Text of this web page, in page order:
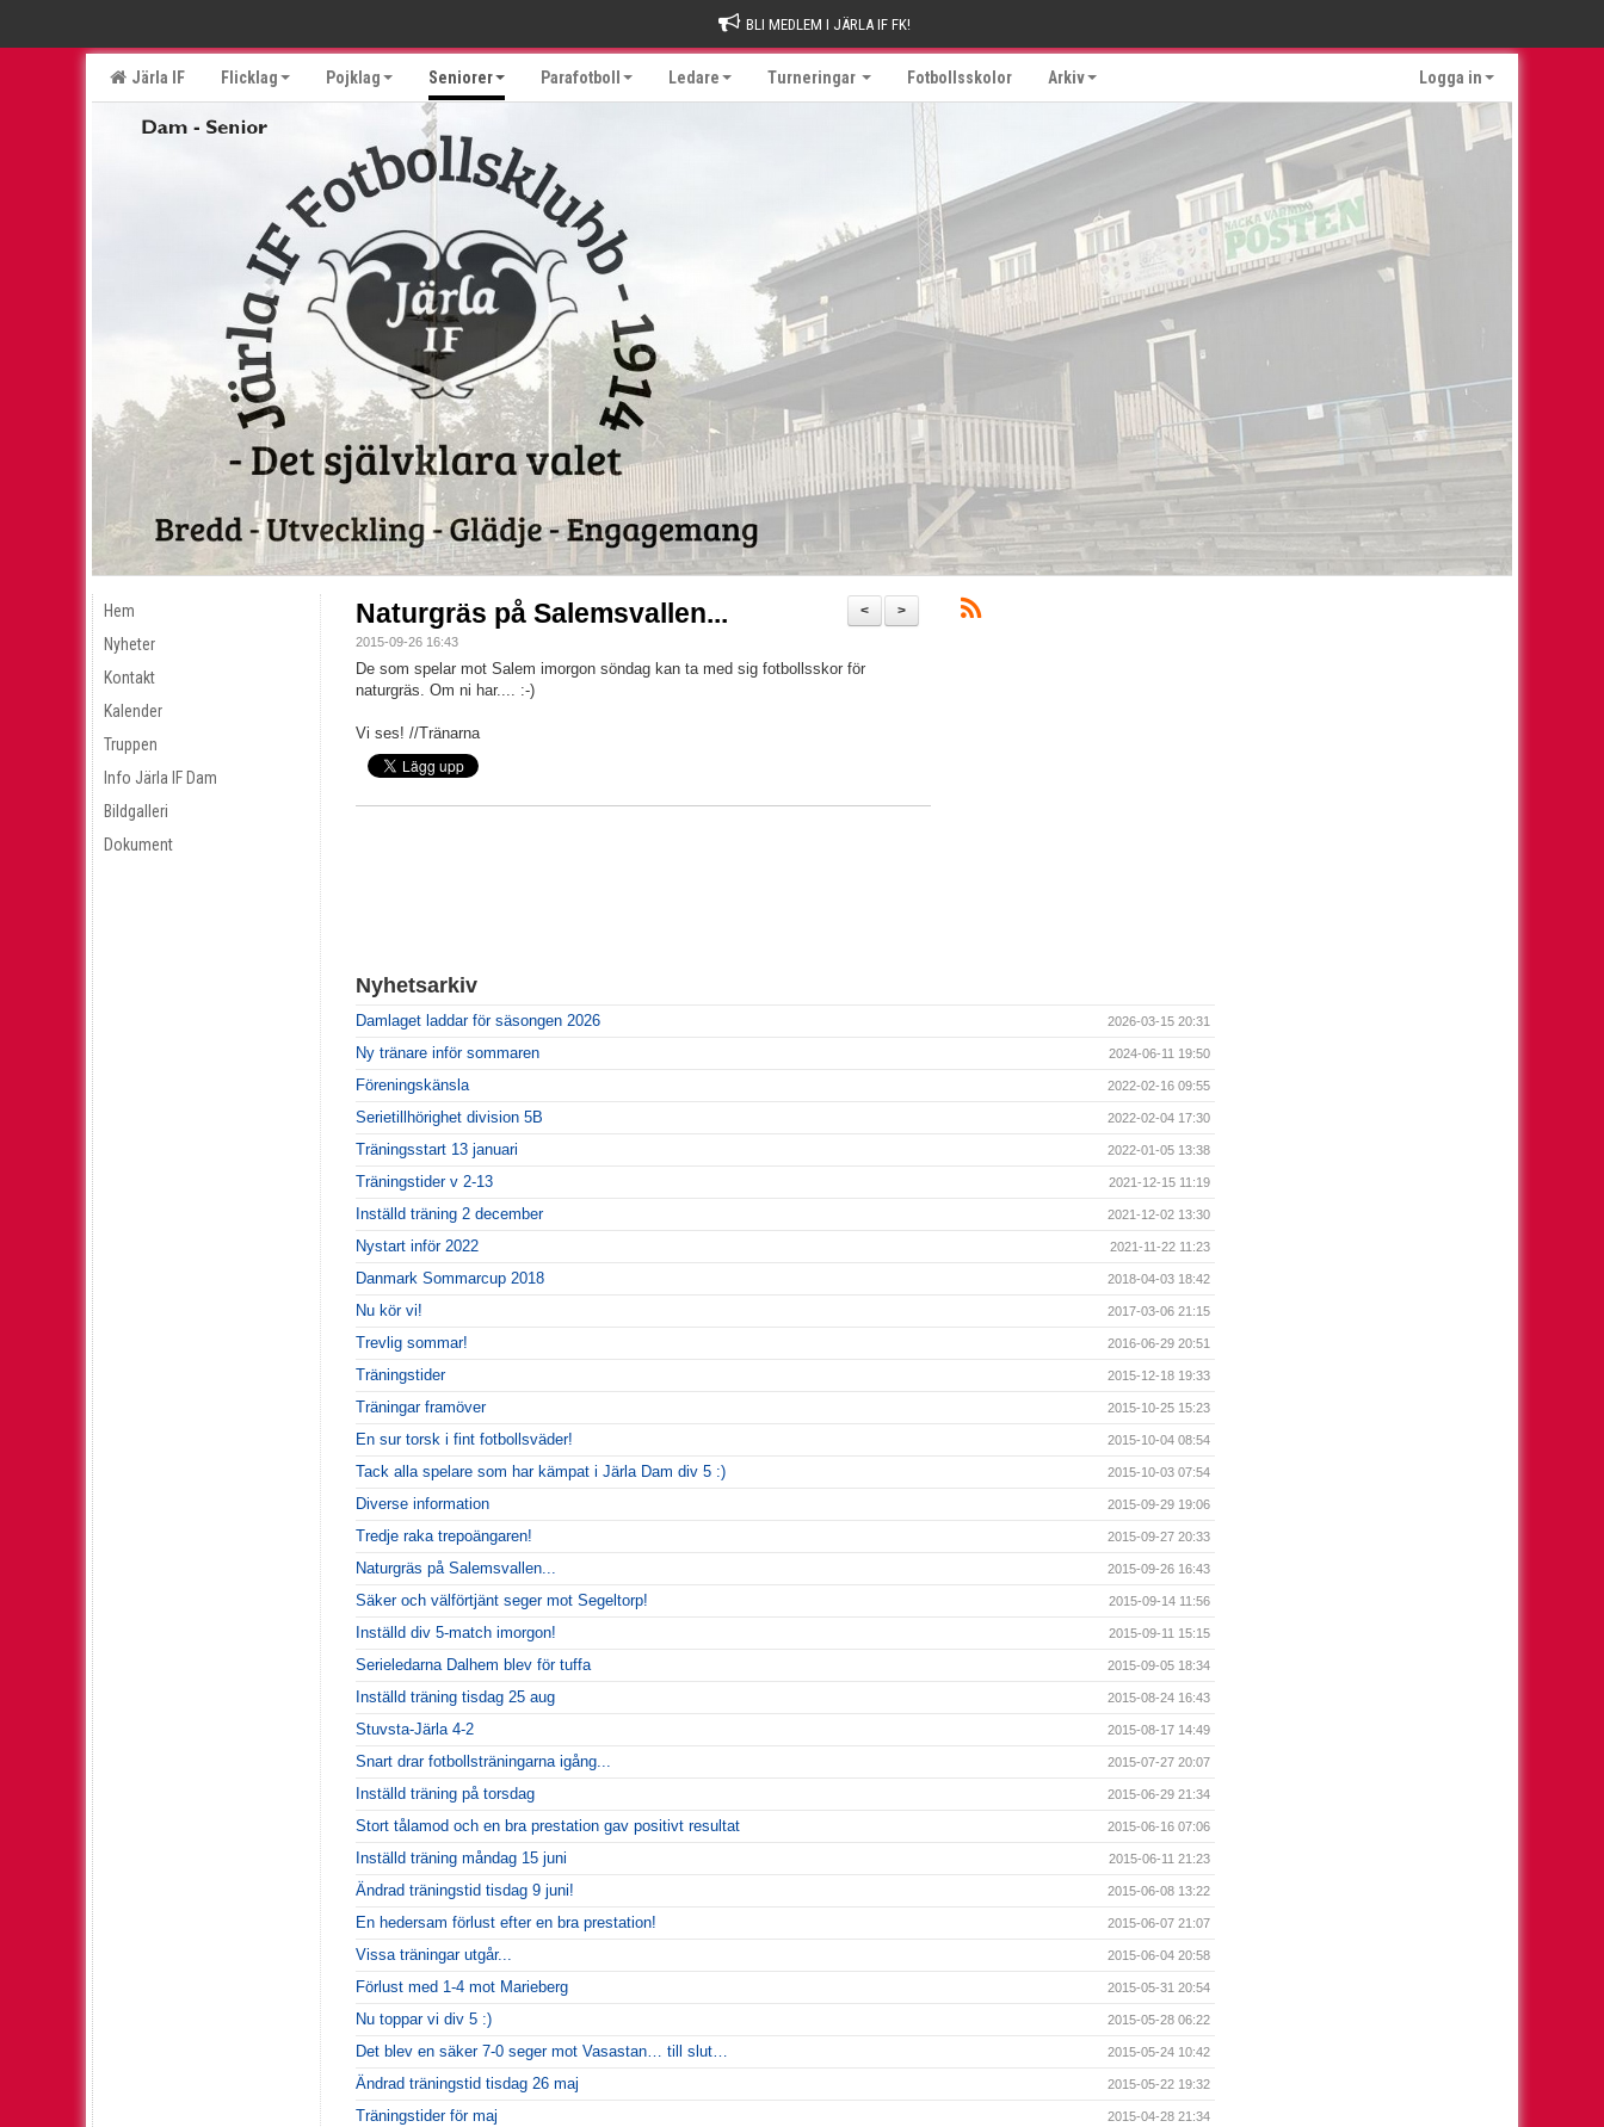
BLI MEDLEM I JÄRLA IF FK!
Järla IF Flicklag Pojklag Seniorer Parafotboll Ledare Turneringar Fotbollsskolor Arkiv Logga in
Hem
Nyheter
Kontakt
Kalender
Truppen
Info Järla IF Dam
Bildgalleri
Dokument
>
<
Naturgräs på Salemsvallen...
2015-09-26 16:43
De som spelar mot Salem imorgon söndag kan ta med sig fotbollsskor för
naturgräs. Om ni har.... :-)
Vi ses! //Tränarna
Nyhetsarkiv
Damlaget laddar för säsongen 2026 2026-03-15 20:31
Ny tränare inför sommaren 2024-06-11 19:50
Föreningskänsla 2022-02-16 09:55
Serietillhörighet division 5B 2022-02-04 17:30
Träningsstart 13 januari 2022-01-05 13:38
Träningstider v 2-13 2021-12-15 11:19
Inställd träning 2 december 2021-12-02 13:30
Nystart inför 2022 2021-11-22 11:23
Danmark Sommarcup 2018 2018-04-03 18:42
Nu kör vi! 2017-03-06 21:15
Trevlig sommar! 2016-06-29 20:51
Träningstider 2015-12-18 19:33
Träningar framöver 2015-10-25 15:23
En sur torsk i fint fotbollsväder! 2015-10-04 08:54
Tack alla spelare som har kämpat i Järla Dam div 5 :) 2015-10-03 07:54
Diverse information 2015-09-29 19:06
Tredje raka trepoängaren! 2015-09-27 20:33
Naturgräs på Salemsvallen... 2015-09-26 16:43
Säker och välförtjänt seger mot Segeltorp! 2015-09-14 11:56
Inställd div 5-match imorgon! 2015-09-11 15:15
Serieledarna Dalhem blev för tuffa 2015-09-05 18:34
Inställd träning tisdag 25 aug 2015-08-24 16:43
Stuvsta-Järla 4-2 2015-08-17 14:49
Snart drar fotbollsträningarna igång... 2015-07-27 20:07
Inställd träning på torsdag 2015-06-29 21:34
Stort tålamod och en bra prestation gav positivt resultat 2015-06-16 07:06
Inställd träning måndag 15 juni 2015-06-11 21:23
Ändrad träningstid tisdag 9 juni! 2015-06-08 13:22
En hedersam förlust efter en bra prestation! 2015-06-07 21:07
Vissa träningar utgår... 2015-06-04 20:58
Förlust med 1-4 mot Marieberg 2015-05-31 20:54
Nu toppar vi div 5 :) 2015-05-28 06:22
Det blev en säker 7-0 seger mot Vasastan… till slut… 2015-05-24 10:42
Ändrad träningstid tisdag 26 maj 2015-05-22 19:32
Träningstider för maj 2015-04-28 21:34